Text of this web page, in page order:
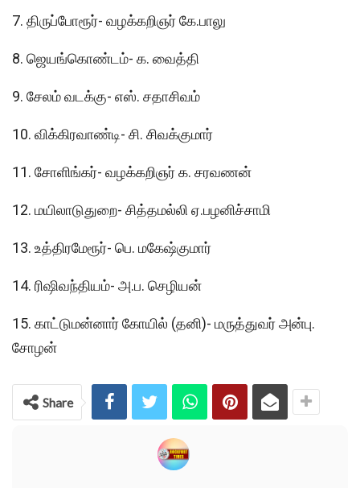
7. திருப்போரூர்- வழக்கறிஞர் கே.பாலு
8. ஜெயங்கொண்டம்- க. வைத்தி
9. சேலம் வடக்கு- எஸ். சதாசிவம்
10. விக்கிரவாண்டி- சி. சிவக்குமார்
11. சோளிங்கர்- வழக்கறிஞர் க. சரவணன்
12. மயிலாடுதுறை- சித்தமல்லி ஏ.பழனிச்சாமி
13. உத்திரமேரூர்- பெ. மகேஷ்குமார்
14. ரிஷிவந்தியம்- அ.ப. செழியன்
15. காட்டுமன்னார் கோயில் (தனி)- மருத்துவர் அன்பு.
சோழன்
Share